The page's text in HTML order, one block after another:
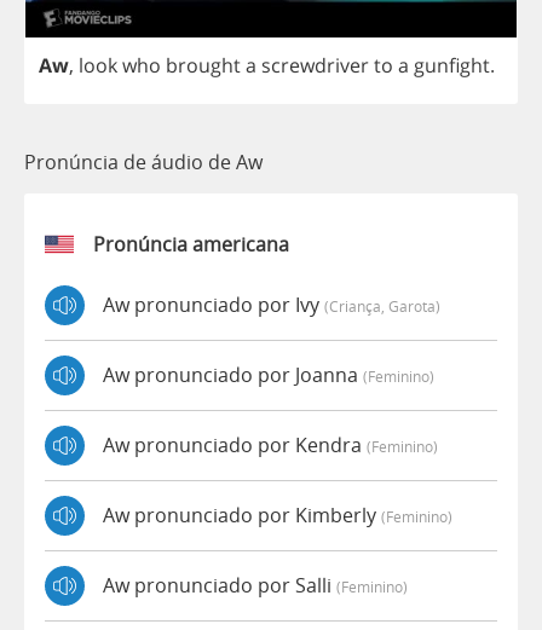
Aw, lookwho broughta screwdriverto a gunfight.
Pronúncia de áudio de Aw
Pronúncia americana
Aw pronunciado por Ivy (criança, Garota)
Aw pronunciado por Joanna (feminino)
Aw pronunciado por Kendra (feminino)
Aw pronunciado por Kimberly (feminino)
Aw pronunciado por Salli (feminino)